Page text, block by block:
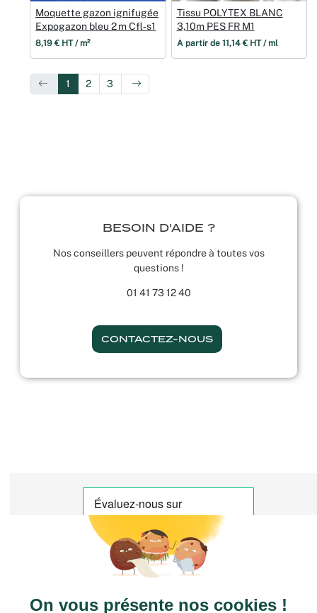
Moquette gazon ignifugée
Expogazon bleu 2 m Cfl‑s1
8,19 € HT / m²
Tissu POLYTEX BLANC
3,10m PES FR M1
À partir de 11,14 € HT / ml
1 2 3
BESOIN D'AIDE ?
Nos conseillers peuvent répondre à toutes vos
questions !
01 41 73 12 40
CONTACTEZ-NOUS
CTN FRANCE